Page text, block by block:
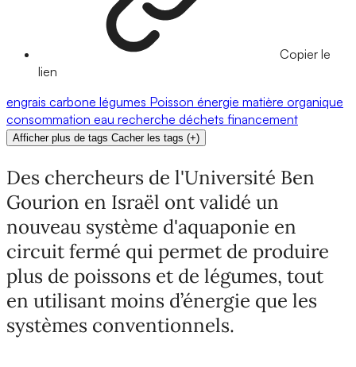
Copier le
lien
engrais carbone légumes Poisson énergie matière organique
consommation eau recherche déchets financement
Afficher plus de tags Cacher les tags (+)
Des chercheurs de l'Université Ben
Gourion en Israël ont validé un
nouveau système d'aquaponie en
circuit fermé qui permet de produire
plus de poissons et de légumes, tout
en utilisant moins d’énergie que les
systèmes conventionnels.